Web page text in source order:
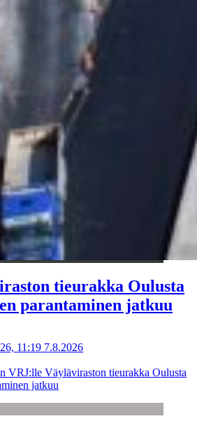
tieurakka Oulusta
parantaminen jatkuu
11:19 7.8.2026
VRJ:lle Väyläviraston tieurakka Oulusta
jatkuu